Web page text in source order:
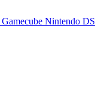
Gamecube Nintendo DS